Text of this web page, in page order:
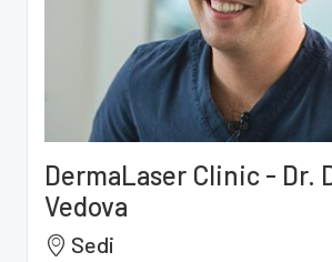
DermaLaser Clinic - Dr.
Vedova
Sedi